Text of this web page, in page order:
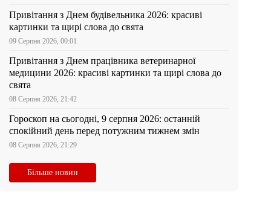
Привітання з Днем будівельника 2026: красиві
картинки та щирі слова до свята
09 Серпня 2026, 00:01
Привітання з Днем працівника ветеринарної
медицини 2026: красиві картинки та щирі слова до
свята
08 Серпня 2026, 21:42
Гороскоп на сьогодні, 9 серпня 2026: останній
спокійний день перед потужним тижнем змін
08 Серпня 2026, 21:29
Більше новин